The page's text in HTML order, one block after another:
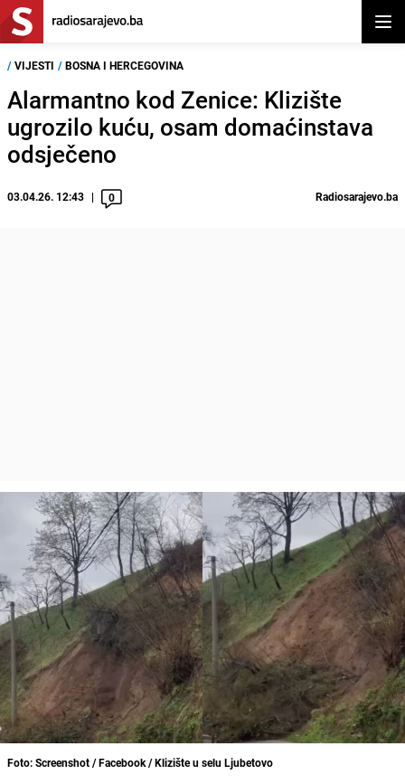
/ VIJESTI / BOSNA I HERCEGOVINA
Alarmantno kod Zenice: Klizište
ugrozilo kuću, osam domaćinstava
odsječeno
03.04.26. 12:43 0 Radiosarajevo.ba
Foto: Screenshot / Facebook / Klizište u selu Ljubetovo